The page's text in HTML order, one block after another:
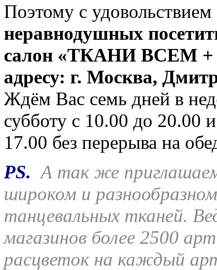
Поэтому с удовольствием
неравнодушных
салон «ТКАНИ ВСЕМ
адресу: г. Москва,
Ждём Вас семь дней в
субботу с 10.00 до 20.00
17.00 без перерыва на
PS. А так же
широком и
танцевальных тканей.
магазинов более 2500
расцветок на каждый